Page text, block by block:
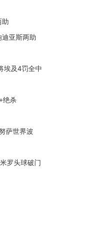
助
亚斯两助
埃及4罚全中
绝杀
萨世界波
罗头球破门